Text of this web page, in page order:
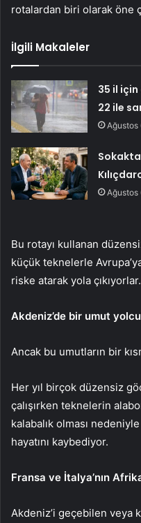
rotalardan biri olarak öne
İlgili Makaleler
35 il için
22 ile
Ağustos
Ağustos
Bu rotayı kullanan
küçük teknelerle
riske atarak yola çıkıyorlar.
Akdeniz’de bir umut
Ancak bu umutların bir
Her yıl birçok düzensiz
çalışırken teknelerin
kalabalık olması
hayatını kaybediyor.
Fransa ve İtalya’nın
Akdeniz’i geçebilen veya